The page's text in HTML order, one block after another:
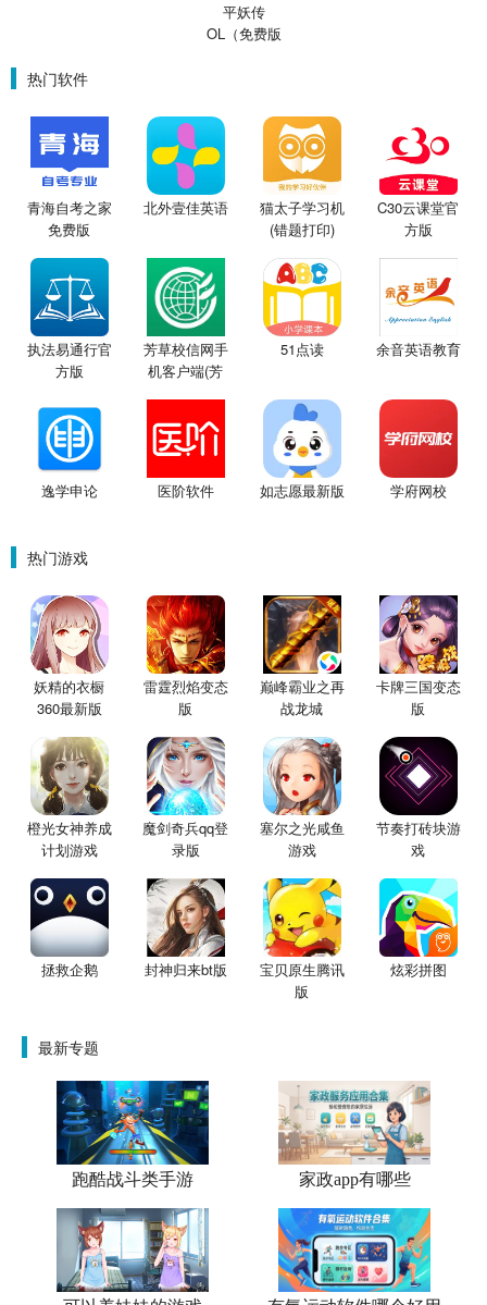
平妖传
OL（免费版
热门软件
青海自考之家
免费版
北外壹佳英语
猫太子学习机
(错题打印)
C30云课堂官
方版
执法易通行官
方版
芳草校信网手
机客户端(芳
51点读 余音英语教育
逸学申论‬ 医阶软件 如志愿最新版 学府网校
热门游戏
妖精的衣橱
360最新版
雷霆烈焰变态
版
巅峰霸业之再
战龙城
卡牌三国变态
版
橙光女神养成
计划游戏
魔剑奇兵qq登
录版
塞尔之光咸鱼
游戏
节奏打砖块游
戏
拯救企鹅 封神归来bt版
宝贝原生腾讯
版
炫彩拼图
最新专题
跑酷战斗类手游 家政app有哪些